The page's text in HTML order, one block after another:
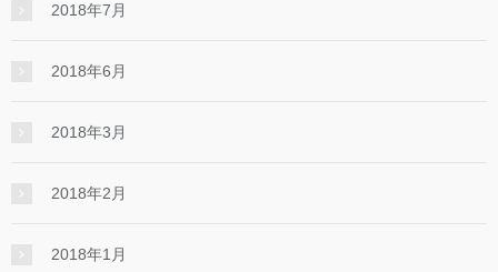
2018年7月
2018年6月
2018年3月
2018年2月
2018年1月